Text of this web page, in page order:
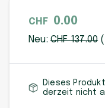
CHF 0.00
Neu:CHF137.00
Dieses
derzeit nicht